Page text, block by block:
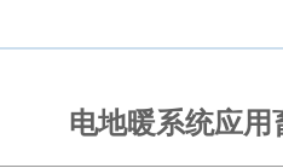
电地暖系统应用